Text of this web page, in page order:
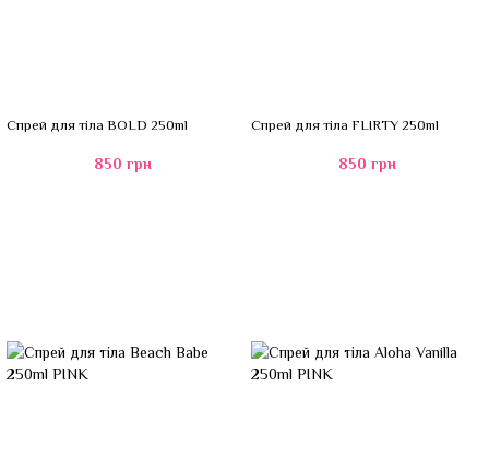
Спрей для тіла BOLD 250ml
850 грн
Спрей для тіла FLIRTY 250ml
850 грн